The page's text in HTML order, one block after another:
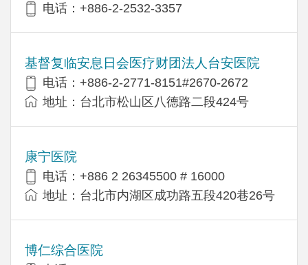
电话：+886-2-2532-3357
基督复临安息日会医疗财团法人台安医院
电话：+886-2-2771-8151#2670-2672
地址：台北市松山区八德路二段424号
康宁医院
电话：+886 2 26345500 # 16000
地址：台北市内湖区成功路五段420巷26号
博仁综合医院